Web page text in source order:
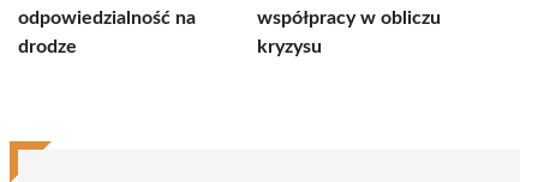
odpowiedzialność na
drodze
współpracy w obliczu
kryzysu